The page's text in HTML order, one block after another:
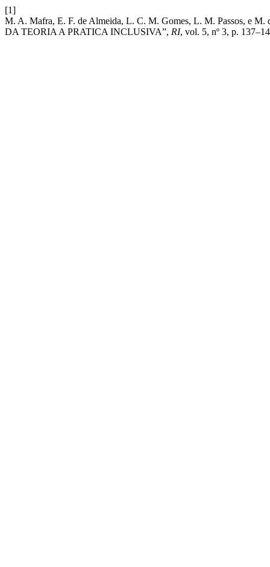
[1]
M. A. Mafra, E. F. de Almeida, L. C. M. Gomes, L. M. Passos,
DA TEORIA A PRATICA INCLUSIVA”, RI, vol. 5, nº 3, p.